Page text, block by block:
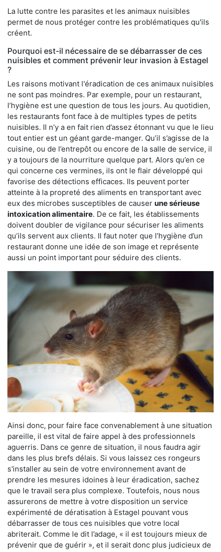
La lutte contre les parasites et les animaux nuisibles
permet de nous protéger contre les problématiques qu'ils
créent.
Pourquoi est-il nécessaire de se débarrasser de ces
nuisibles et comment prévenir leur invasion à Estagel
?
Les raisons motivant l'éradication de ces animaux nuisibles
ne sont pas moindres. Par exemple, pour un restaurant,
l’hygiène est une question de tous les jours. Au quotidien,
les restaurants font face à de multiples types de petits
nuisibles. Il n’y a en fait rien d’assez étonnant vu que le lieu
tout entier est un géant garde-manger. Qu’il s’agisse de la
cuisine, ou de l’entrepôt ou encore de la salle de service, il
y a toujours de la nourriture quelque part. Alors qu’en ce
qui concerne ces vermines, ils ont le flair développé qui
favorise des détections efficaces. Ils peuvent porter
atteinte à la propreté des aliments en transportant avec
eux des microbes susceptibles de causer une sérieuse
intoxication alimentaire. De ce fait, les établissements
doivent doubler de vigilance pour sécuriser les aliments
qu’ils servent aux clients. Il faut noter que l’hygiène d’un
restaurant donne une idée de son image et représente
aussi un point important pour séduire des clients.
Ainsi donc, pour faire face convenablement à une situation
pareille, il est vital de faire appel à des professionnels
aguerris. Dans ce genre de situation, il nous faudra agir
dans les plus brefs délais. Si vous laissez ces rongeurs
s'installer au sein de votre environnement avant de
prendre les mesures idoines à leur éradication, sachez
que le travail sera plus complexe. Toutefois, nous nous
assurerons de mettre à votre disposition un service
expérimenté de dératisation à Estagel pouvant vous
débarrasser de tous ces nuisibles que votre local
abriterait. Comme le dit l’adage, « il est toujours mieux de
prévenir que de guérir », et il serait donc plus judicieux de